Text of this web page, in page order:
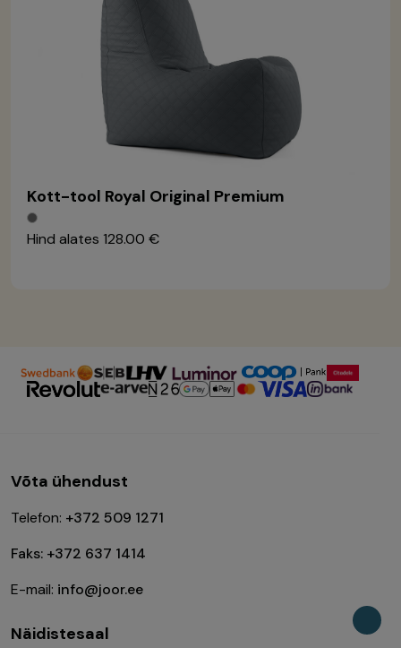
Kott-tool Royal Original Premium
Hind alates 128.00 €
Võta ühendust
Telefon: +372 509 1271
Faks: +372 637 1414
E-mail: info@joor.ee
Näidistesaal